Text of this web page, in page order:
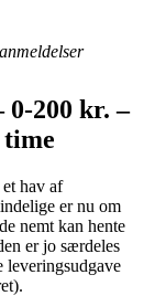
anmeldelser
0-200 kr. –
hav af
er nu om
nemt kan hente
er jo særdeles
leveringsudgave